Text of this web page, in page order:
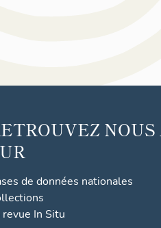
de données nationales
revue In Situ